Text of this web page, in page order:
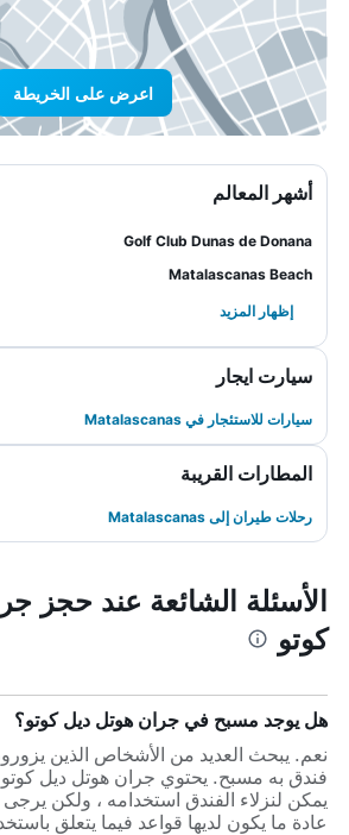
اعرض على الخريطة
أشهر المعالم
Golf Club Dunas de Donana
Matalascanas Beach
إظهار المزيد
سيارت ايجار
سيارات للاستئجار في Matalascanas
المطارات القريبة
رحلات طيران إلى Matalascanas
الأسئلة الشائعة عند حجز
كوتو
هل يوجد مسبح في جران هوتل ديل كوتو؟
فندق به مسبح. يحتوي جران هوتل ديل
يمكن لنزلاء الفندق استخدامه ، ولكن يرجى
عادة ما يكون لديها قواعد فيما يتعلق